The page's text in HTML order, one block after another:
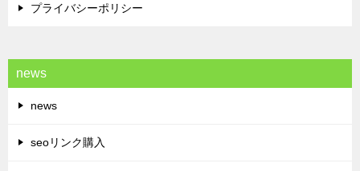
プライバシーポリシー
news
news
seoリンク購入